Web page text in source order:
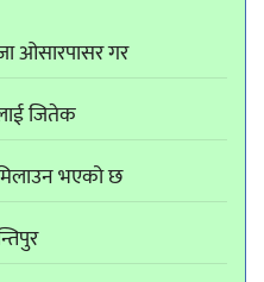
ओसारपासर गर
जितेक
भएको छ